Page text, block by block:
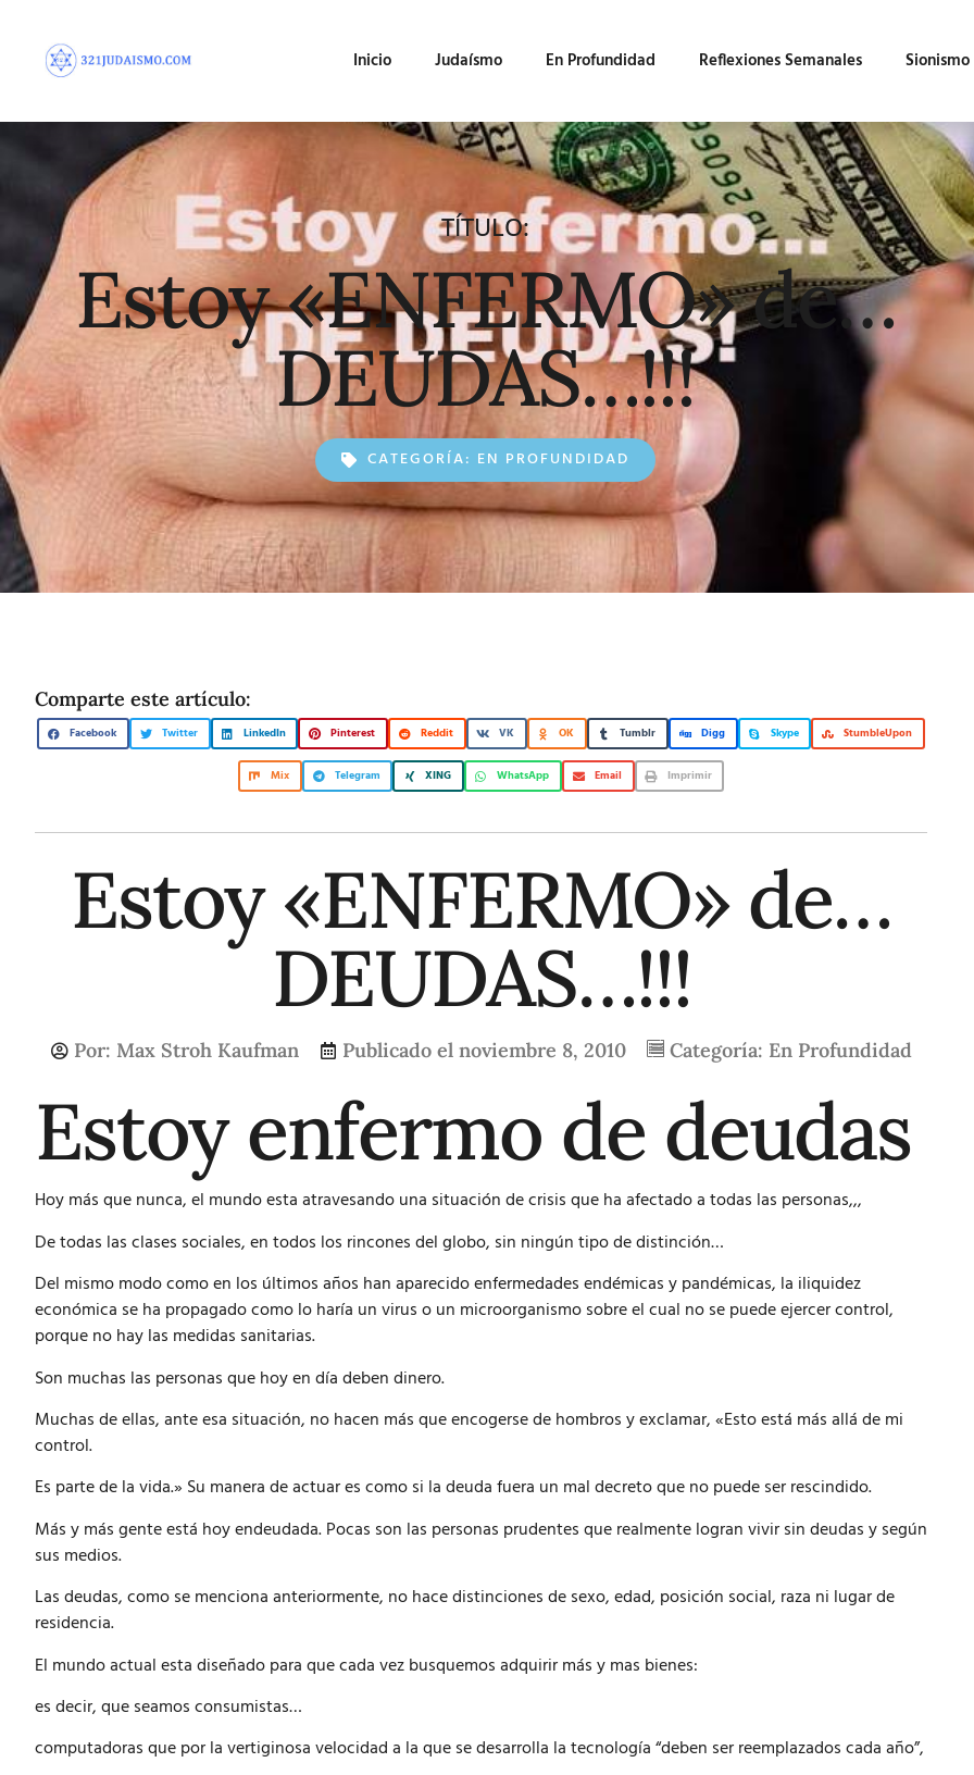
Inicio Judaísmo En Profundidad Reflexiones Semanales Sionismo
TÍTULO:
Estoy «ENFERMO» de…
DEUDAS…!!!
CATEGORÍA: EN PROFUNDIDAD
Comparte este artículo:
Facebook Twitter LinkedIn Pinterest Reddit VK OK Tumblr Digg Skype StumbleUpon
Mix Telegram XING WhatsApp Email Imprimir
Estoy «ENFERMO» de…
DEUDAS…!!!
Por: Max Stroh Kaufman Publicado el noviembre 8, 2010 Categoría: En Profundidad
Estoy enfermo de deudas
Hoy más que nunca, el mundo esta atravesando una situación de crisis que ha afectado a todas las personas,,,
De todas las clases sociales, en todos los rincones del globo, sin ningún tipo de distinción…
Del mismo modo como en los últimos años han aparecido enfermedades endémicas y pandémicas, la iliquidez
económica se ha propagado como lo haría un virus o un microorganismo sobre el cual no se puede ejercer control,
porque no hay las medidas sanitarias.
Son muchas las personas que hoy en día debendinero.
Muchas de ellas, ante esa situación, no hacen más que encogerse de hombros y exclamar, «Esto está más allá de mi
control.
Es parte de la vida.» Su manera de actuar es como si la deuda fuera un mal decreto que no puede ser rescindido.
Más y más gente está hoy endeudada. Pocas son las personas prudentes que realmente logran vivir sin deudas y según
sus medios.
Las deudas, como se menciona anteriormente, no hace distinciones de sexo, edad, posición social, raza ni lugar de
residencia.
El mundo actual esta diseñado para que cada vez busquemos adquirir más y mas bienes:
es decir, que seamos consumistas…
computadoras que por la vertiginosa velocidad a la que se desarrolla la tecnología “deben ser reemplazados cada año”,